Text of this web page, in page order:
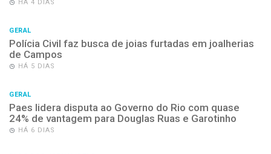
HÁ 4 DIAS
GERAL
Polícia Civil faz busca de joias furtadas em joalherias
de Campos
HÁ 5 DIAS
GERAL
Paes lidera disputa ao Governo do Rio com quase
24% de vantagem para Douglas Ruas e Garotinho
HÁ 6 DIAS